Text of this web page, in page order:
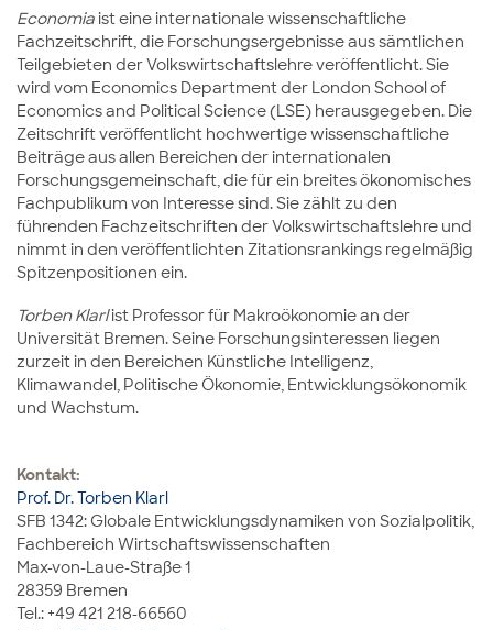
Economia ist eine internationale wissenschaftliche
Fachzeitschrift, die Forschungsergebnisse aus sämtlichen
Teilgebieten der Volkswirtschaftslehre veröffentlicht. Sie
wird vom Economics Department der London School of
Economics and Political Science (LSE) herausgegeben. Die
Zeitschrift veröffentlicht hochwertige wissenschaftliche
Beiträge aus allen Bereichen der internationalen
Forschungsgemeinschaft, die für ein breites ökonomisches
Fachpublikum von Interesse sind.Sie zählt zu den
führenden Fachzeitschriften der Volkswirtschaftslehre und
nimmt in den veröffentlichten Zitationsrankings regelmäßig
Spitzenpositionen ein.
Torben Klarlist Professor für Makroökonomie an der
Universität Bremen. Seine Forschungsinteressen liegen
zurzeit in den Bereichen Künstliche Intelligenz,
Klimawandel, Politische Ökonomie, Entwicklungsökonomik
und Wachstum.
Kontakt:
Prof. Dr. Torben Klarl
SFB 1342: Globale Entwicklungsdynamiken von Sozialpolitik,
Fachbereich Wirtschaftswissenschaften
Max-von-Laue-Straße 1
28359 Bremen
Tel.: +49 421 218-66560